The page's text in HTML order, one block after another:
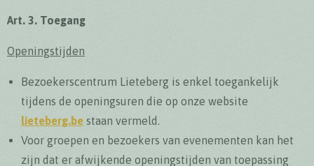
Art. 3. Toegang
Openingstijden
Bezoekerscentrum Lieteberg is enkel toegankelijk
tijdens de openingsuren die op onze website
lieteberg.be staan vermeld.
Voor groepen en bezoekers van evenementen kan het
zijn dat er afwijkende openingstijden van toepassing